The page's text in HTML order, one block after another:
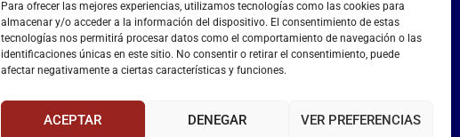
Para ofrecer las mejores experiencias, utilizamos tecnologías como las cookies para
almacenar y/o acceder a la información del dispositivo. El consentimiento de estas
tecnologías nos permitirá procesar datos como el comportamiento de navegación o las
identificaciones únicas en este sitio. No consentir o retirar el consentimiento, puede
afectar negativamente a ciertas características y funciones.
ACEPTAR DENEGAR VER PREFERENCIAS